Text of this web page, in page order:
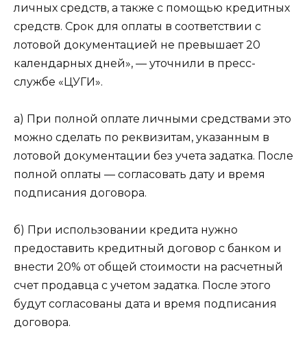
личных средств, а также с помощью кредитных
средств. Срок для оплаты в соответствии с
лотовой документацией не превышает 20
календарных дней», — уточнили в пресс-
службе «ЦУГИ».
а) При полной оплате личными средствами это
можно сделать по реквизитам, указанным в
лотовой документации без учета задатка. После
полной оплаты — согласовать дату и время
подписания договора.
б) При использовании кредита нужно
предоставить кредитный договор с банком и
внести 20% от общей стоимости на расчетный
счет продавца с учетом задатка. После этого
будут согласованы дата и время подписания
договора.